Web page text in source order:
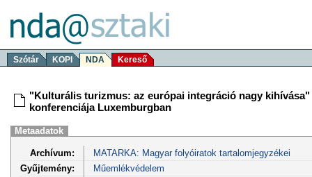
Szótár KOPI NDA Kereső
"Kulturális turizmus: az európai integráció nagy
konferenciája Luxemburgban
Metaadatok
Archívum:
MATARKA: Magyar folyóiratok tartalomjegyzékei
Gyűjtemény:
Műemlékvédelem